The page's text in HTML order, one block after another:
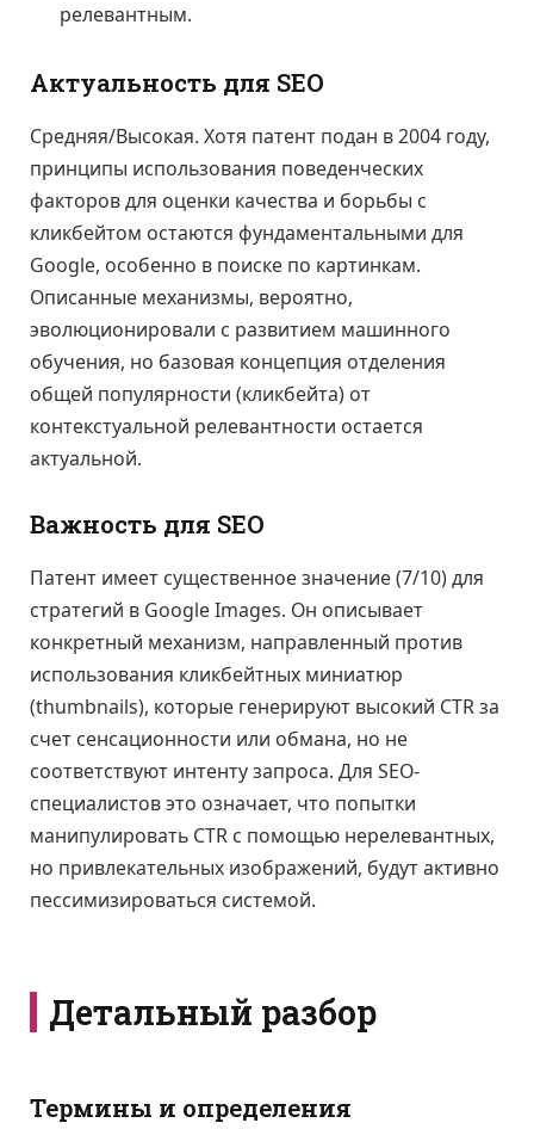
релевантным.
Актуальность для SEO
Средняя/Высокая. Хотя патент подан в 2004 году,
принципы использования поведенческих
факторов для оценки качества и борьбы с
кликбейтом остаются фундаментальными для
Google, особенно в поиске по картинкам.
Описанные механизмы, вероятно,
эволюционировали с развитием машинного
обучения, но базовая концепция отделения
общей популярности (кликбейта) от
контекстуальной релевантности остается
актуальной.
Важность для SEO
Патент имеет существенное значение (7/10) для
стратегий в Google Images. Он описывает
конкретный механизм, направленный против
использования кликбейтных миниатюр
(thumbnails), которые генерируют высокий CTR за
счет сенсационности или обмана, но не
соответствуют интенту запроса. Для SEO-
специалистов это означает, что попытки
манипулировать CTR с помощью нерелевантных,
но привлекательных изображений, будут активно
пессимизироваться системой.
Детальный разбор
Термины и определения